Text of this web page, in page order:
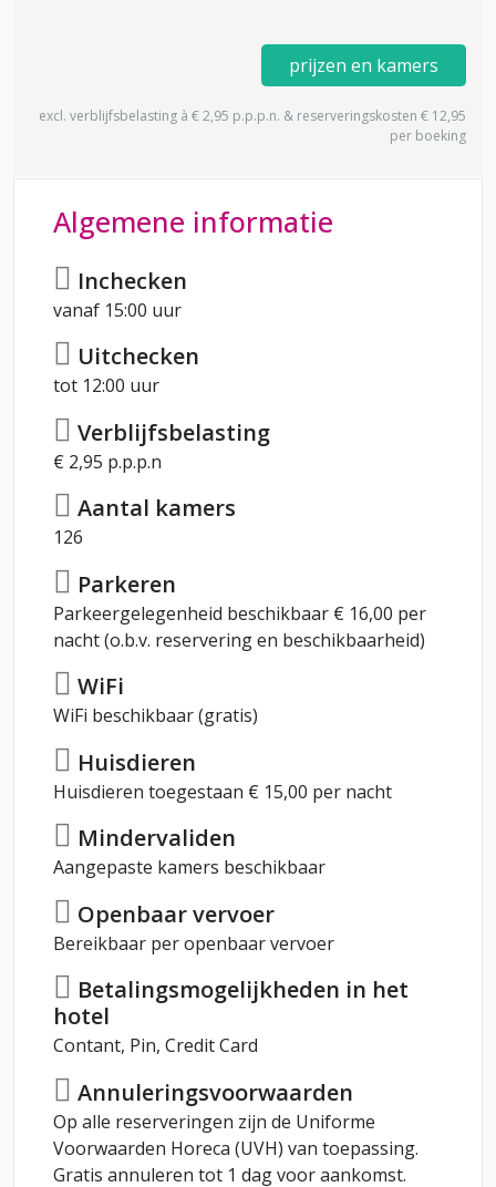
prijzen en kamers
excl. verblijfsbelasting à € 2,95 p.p.p.n. & reserveringskosten € 12,95
per boeking
Algemene informatie
Inchecken
vanaf 15:00 uur
Uitchecken
tot 12:00 uur
Verblijfsbelasting
€ 2,95 p.p.p.n
Aantal kamers
126
Parkeren
Parkeergelegenheid beschikbaar € 16,00 per
nacht (o.b.v. reservering en beschikbaarheid)
WiFi
WiFi beschikbaar (gratis)
Huisdieren
Huisdieren toegestaan € 15,00 per nacht
Mindervaliden
Aangepaste kamers beschikbaar
Openbaar vervoer
Bereikbaar per openbaar vervoer
Betalingsmogelijkheden in het
hotel
Contant, Pin, Credit Card
Annuleringsvoorwaarden
Op alle reserveringen zijn de Uniforme
Voorwaarden Horeca (UVH) van toepassing.
Gratis annuleren tot 1 dag voor aankomst.